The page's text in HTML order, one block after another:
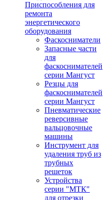
Приспособления для
ремонта
энергетического
оборудования
Фаскосниматели
Запасные части
для
фаскоснимателей
серии Мангуст
Резцы для
фаскоснимателей
серии Мангуст
Пневматические
реверсивные
вальцовочные
машины
Инструмент для
удаления труб из
трубных
решеток
Устройства
серии "МТК"
для отрезки